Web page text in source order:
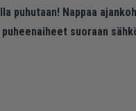
puhutaan! Nappaa
suoraan